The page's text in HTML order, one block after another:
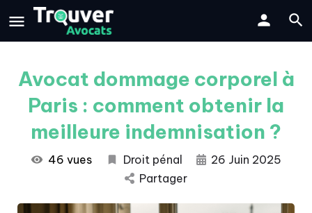
Avocat dommage corporel à
Paris : comment obtenir la
meilleure indemnisation ?
46 vues Droit pénal
26 Juin 2025
Partager